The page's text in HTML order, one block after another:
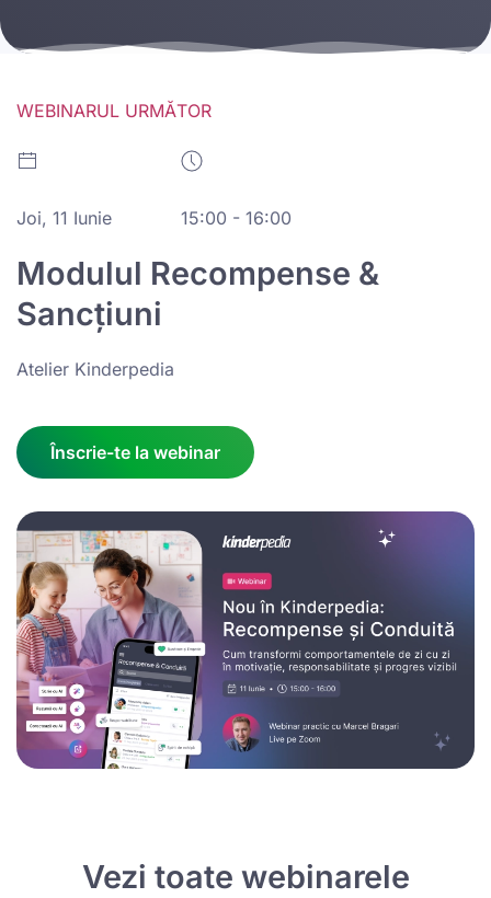
WEBINARUL URMĂTOR
Joi, 11 Iunie 15:00 - 16:00
Modulul Recompense &
Sancțiuni
Atelier Kinderpedia
Înscrie-te la webinar
Vezi toate webinarele